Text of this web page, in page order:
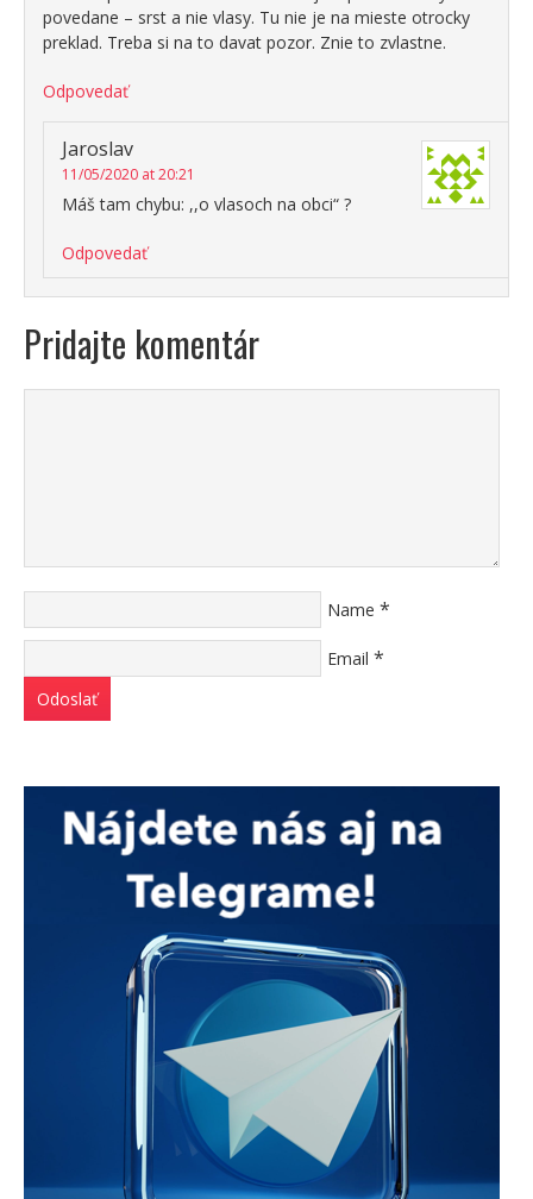
povedane – srst a nie vlasy. Tu nie je na mieste otrocky
preklad. Treba si na to davat pozor. Znie to zvlastne.
Odpovedať
Jaroslav
11/05/2020 at 20:21
Máš tam chybu: ,,o vlasoch na obci“ ?
Odpovedať
Pridajte komentár
Name *
Email *